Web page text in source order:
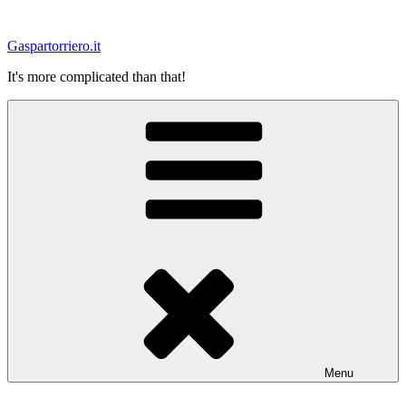
contenuto
Gaspartorriero.it
It's more complicated than that!
Menu